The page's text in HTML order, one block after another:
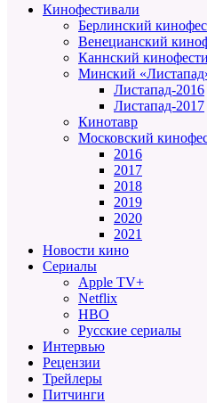
Кинофестивали
Берлинский
Венецианский
Каннский
Минский
Листапад-2016
Листапад-2017
Кинотавр
Московский
2016
2017
2018
2019
2020
2021
Новости кино
Сериалы
Apple TV+
Netflix
HBO
Русские сериалы
Интервью
Рецензии
Трейлеры
Питчинги